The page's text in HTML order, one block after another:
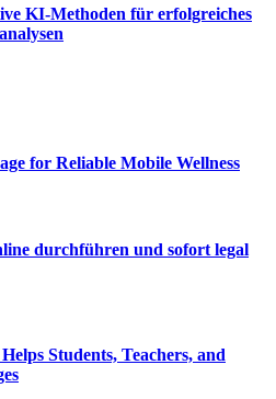
KI-Methoden für erfolgreiches
for Reliable Mobile Wellness
durchführen und sofort legal
Students, Teachers, and